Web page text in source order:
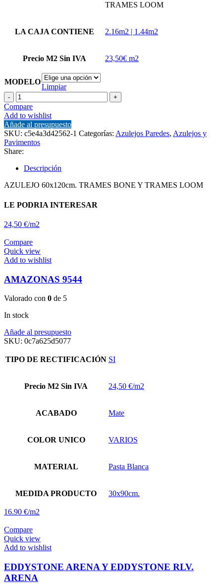
TRAMES LOOM
LA CAJA CONTIENE 2.16m2 | 1.44m2
Precio M2 Sin IVA 23,50€ m2
MODELO
Limpiar
TRAMES
BONE
-
TRAMES
LOOM
cantidad
Compare
Add to wishlist
Añade al presupuesto
SKU: c5e4a3d42562-1 Categorías: Azulejos Paredes, Azulejos y
Pavimentos
Share:
Descripción
AZULEJO 60x120cm. TRAMES BONE Y TRAMES LOOM
LE PODRIA INTERESAR
24,50 €/m2
Compare
Quick view
Add to wishlist
AMAZONAS 9544
Valorado con 0 de 5
In stock
Añade al presupuesto
SKU: 0c7a625d5077
TIPO DE RECTIFICACIÓN SI
Precio M2 Sin IVA 24,50 €/m2
ACABADO Mate
COLOR UNICO VARIOS
MATERIAL Pasta Blanca
MEDIDA PRODUCTO 30x90cm.
16.90 €/m2
Compare
Quick view
Add to wishlist
EDDYSTONE ARENA Y EDDYSTONE RLV.
ARENA